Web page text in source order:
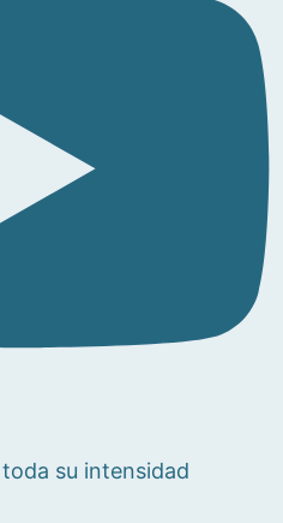
su intensidad